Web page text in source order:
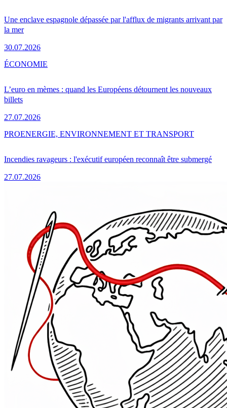
Une enclave espagnole dépassée par l'afflux de migrants arrivant par
la mer
30.07.2026
L’euro en mèmes : quand les Européens détournent les nouveaux
billets
27.07.2026
ÉCONOMIE
Incendies ravageurs : l'exécutif européen reconnaît être submergé
27.07.2026
PROENERGIE, ENVIRONNEMENT ET TRANSPORT